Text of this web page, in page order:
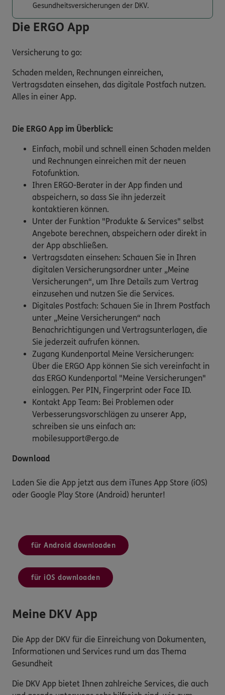
Gesundheitsversicherungen der DKV.
Die ERGO App
Versicherung to go:
Schaden melden, Rechnungen einreichen,
Vertragsdaten einsehen, das digitale Postfach nutzen.
Alles in einer App.
Die ERGO App im Überblick:
Einfach, mobil und schnell einen Schaden melden
und Rechnungen einreichen mit der neuen
Fotofunktion.
Ihren ERGO-Berater in der App finden und
abspeichern, so dass Sie ihn jederzeit
kontaktieren können.
Unter der Funktion "Produkte & Services" selbst
Angebote berechnen, abspeichern oder direkt in
der App abschließen.
Vertragsdaten einsehen: Schauen Sie in Ihren
digitalen Versicherungsordner unter „Meine
Versicherungen“, um Ihre Details zum Vertrag
einzusehen und nutzen Sie die Services.
Digitales Postfach: Schauen Sie in Ihrem Postfach
unter „Meine Versicherungen“ nach
Benachrichtigungen und Vertragsunterlagen, die
Sie jederzeit aufrufen können.
Zugang Kundenportal Meine Versicherungen:
Über die ERGO App können Sie sich vereinfacht in
das ERGO Kundenportal "Meine Versicherungen"
einloggen. Per PIN, Fingerprint oder Face ID.
Kontakt App Team: Bei Problemen oder
Verbesserungsvorschlägen zu unserer App,
schreiben sie uns einfach an:
mobilesupport@ergo.de
Download
Laden Sie die App jetzt aus dem iTunes App Store (iOS)
oder Google Play Store (Android) herunter!
für Android downloaden
für iOS downloaden
Meine DKV App
Die App der DKV für die Einreichung von Dokumenten,
Informationen und Services rund um das Thema
Gesundheit
Die DKV App bietet Ihnen zahlreiche Services, die auch